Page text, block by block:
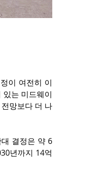
이 여전히 이
는 미드웨이
망보다 더 나
결정은 약 6
년까지 14억